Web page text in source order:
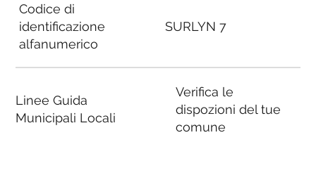
Codice di
identificazione
alfanumerico
Linee Guida
Municipali Locali
SURLYN 7
Verifica le
dispozioni del tue
comune